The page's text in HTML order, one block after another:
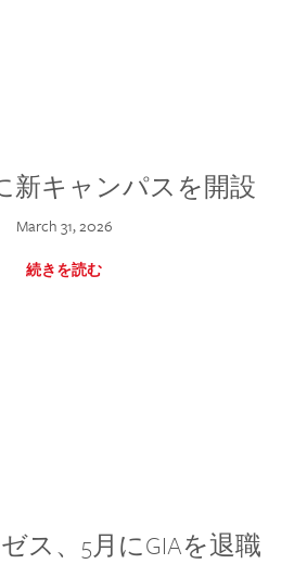
新キャンパスを開設
March 31, 2026
続きを読む
ス、5月にGIAを退職